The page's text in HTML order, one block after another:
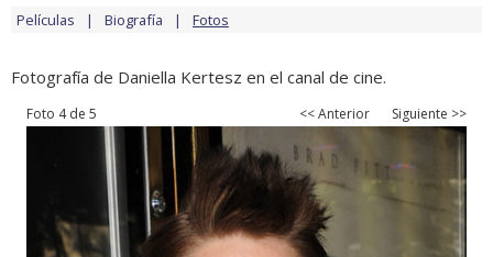
Películas Biografía Fotos
Fotografía de Daniella Kertesz en el canal de cine.
Foto 4 de 5 << Anterior Siguiente >>